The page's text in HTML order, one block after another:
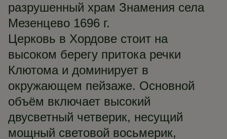
разрушенный храм Знамения села
Мезенцево 1696 г.
Церковь в Хордове стоит на
высоком берегу притока речки
Клютома и доминирует в
окружающем пейзаже. Основной
объём включает высокий
двусветный четверик, несущий
мощный световой восьмерик,